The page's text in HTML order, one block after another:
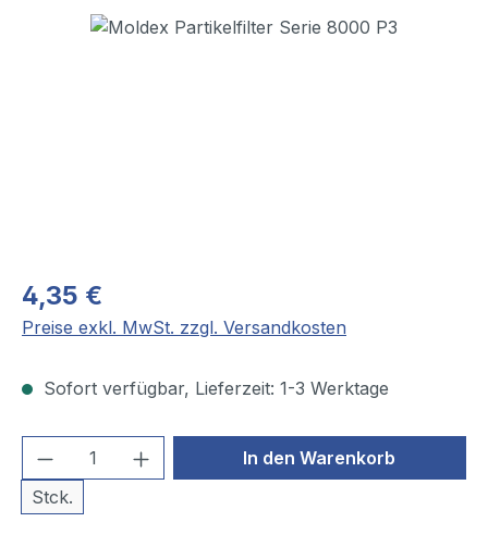
Bildergalerie überspringen
4,35 €
Preise exkl. MwSt. zzgl. Versandkosten
Sofort verfügbar, Lieferzeit: 1-3 Werktage
Produkt Anzahl: Gib den
Stck.
In den Warenkorb